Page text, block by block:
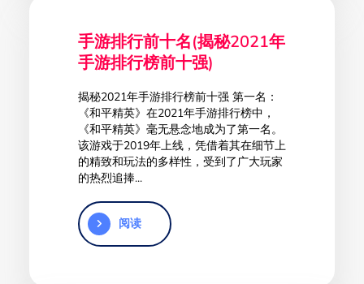
手游排行前十名(揭秘2021年
手游排行榜前十强)
揭秘2021年手游排行榜前十强 第一名：
《和平精英》在2021年手游排行榜中，
《和平精英》毫无悬念地成为了第一名。
该游戏于2019年上线，凭借着其在细节上
的精致和玩法的多样性，受到了广大玩家
的热烈追捧...
阅读